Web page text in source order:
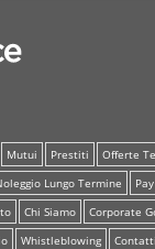
Mutui Prestiti
Offerte
Lungo Termine
Chi Siamo
Corporate
Whistleblowing Contatti